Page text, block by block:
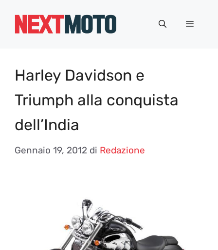
Menu
Harley Davidson e
Triumph alla conquista
dell’India
Gennaio 19, 2012 di Redazione